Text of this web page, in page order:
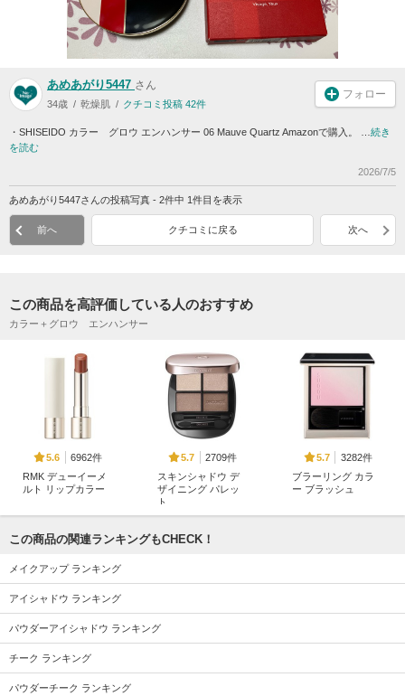
あめあがり5447 さん
34歳 乾燥肌 クチコミ投稿 42件
フォロー
・SHISEIDO カラー グロウ エンハンサー 06 Mauve Quartz Amazonで購入。 …続き
を読む
2026/7/5
あめあがり5447さんの投稿写真 - 2件中 1件目を表示
前へ クチコミに戻る 次へ
この商品を高評価している人のおすすめ
カラー＋グロウ エンハンサー
5.6
6962件
RMK デューイーメ
ルト リップカラー
5.7
2709件
スキンシャドウ デ
ザイニング パレッ
ト
5.7
3282件
ブラーリング カラ
ー ブラッシュ
2024件
アイカラーレーショ
ルナソル
この商品の関連ランキングもCHECK！
メイクアップ ランキング
アイシャドウ ランキング
パウダーアイシャドウ ランキング
チーク ランキング
パウダーチーク ランキング